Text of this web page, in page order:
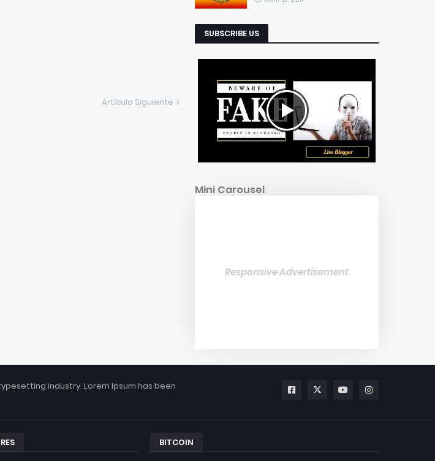
Artículo Siguiente
SUBSCRIBE US
Mini Carousel
Responsive Advertisement
industry. Lorem Ipsum has been
BITCOIN